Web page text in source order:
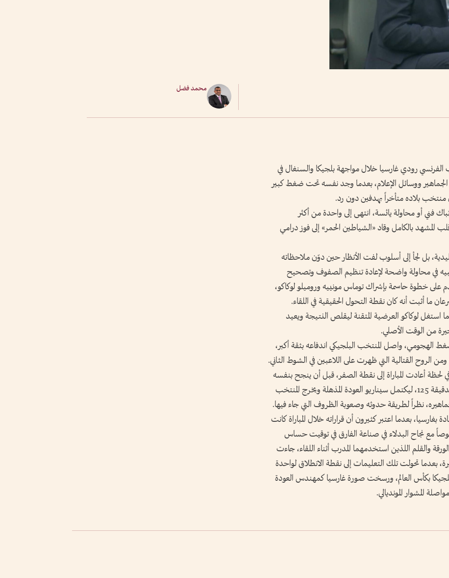
محمد فضل
الفرنسي رودي غارسيا خلال مواجهة بلجيكا والسنغال في
العالم 2026 إلى حديث الجماهير ووسائل الإعلام، بعدما وجد نفسه تحت ضغط كبير
بلاده متأخراً بهدفين دون رد.
فني أو محاولة يائسة، انتهى إلى واحدة من أكثر
المشهد بالكامل وقاد «الشياطين الحمر» إلى فوز درامي
بل لجأ إلى أسلوب لفت الأنظار حين دوّن ملاحظاته
في محاولة واضحة لإعادة تنظيم الصفوف وتصحيح
على خطوة حاسمة بإشراك توماس مونييه وروميلو لوكاكو،
ما أثبت أنه كان نقطة التحول الحقيقية في اللقاء.
استغل لوكاكو العرضية المتقنة ليقلص النتيجة ويعيد
من الوقت الأصلي.
الهجومي، واصل المنتخب البلجيكي اندفاعه بثقة أكبر،
الروح القتالية التي ظهرت على اللاعبين في الشوط الثاني.
لحظة أعادت المباراة إلى نقطة الصفر، قبل أن ينجح بنفسه
في تسجيل هدف الفوز من ركلة جزاء في الدقيقة 125، ليكتمل سيناريو العودة المذهلة ويخرج المنتخب
نظراً لطريقة حدوثه وصعوبة الظروف التي جاء فيها.
بغارسيا، بعدما اعتبر كثيرون أن قراراته خلال المباراة كانت
مع نجاح البدلاء في صناعة الفارق في توقيت حساس
والقلم اللذين استخدمهما المدرب أثناء اللقاء، جاءت
بعدما تحولت تلك التعليمات إلى نقطة الانطلاق لواحدة
بلجيكا بكأس العالم، ورسخت صورة غارسيا كمهندس العودة
المشوار المونديالي.